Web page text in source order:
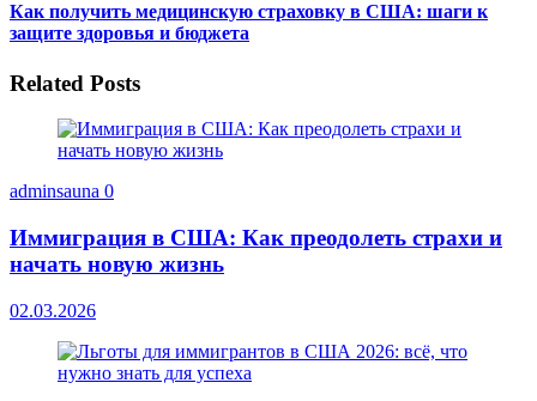
Как получить медицинскую страховку в США: шаги к
защите здоровья и бюджета
Related Posts
adminsauna 0
Иммиграция в США: Как преодолеть страхи и
начать новую жизнь
02.03.2026